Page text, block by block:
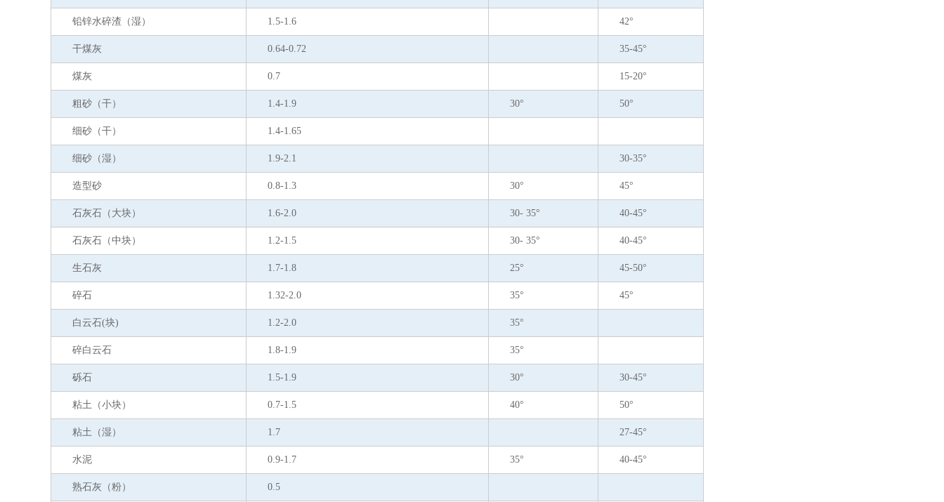
铅锌水碎渣（湿） 1.5-1.6 42°
干煤灰 0.64-0.72 35-45°
煤灰 0.7 15-20°
粗砂（干） 1.4-1.9 30° 50°
细砂（干） 1.4-1.65
细砂（湿） 1.9-2.1 30-35°
造型砂 0.8-1.3 30° 45°
石灰石（大块） 1.6-2.0 30- 35° 40-45°
石灰石（中块） 1.2-1.5 30- 35° 40-45°
生石灰 1.7-1.8 25° 45-50°
碎石 1.32-2.0 35° 45°
白云石(块) 1.2-2.0 35°
碎白云石 1.8-1.9 35°
砾石 1.5-1.9 30° 30-45°
粘土（小块） 0.7-1.5 40° 50°
粘土（湿） 1.7 27-45°
水泥 0.9-1.7 35° 40-45°
熟石灰（粉） 0.5